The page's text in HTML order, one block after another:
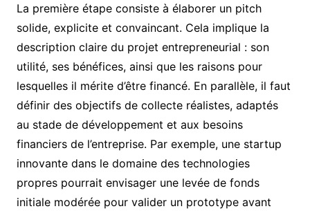
La première étape consiste à élaborer un pitch
solide, explicite et convaincant. Cela implique la
description claire du projet entrepreneurial : son
utilité, ses bénéfices, ainsi que les raisons pour
lesquelles il mérite d’être financé. En parallèle, il faut
définir des objectifs de collecte réalistes, adaptés
au stade de développement et aux besoins
financiers de l’entreprise. Par exemple, une startup
innovante dans le domaine des technologies
propres pourrait envisager une levée de fonds
initiale modérée pour valider un prototype avant